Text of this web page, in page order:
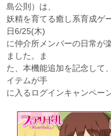
島公則）は、
妖精を育てる癒し系育成ゲ
日6/25(木)
に仲介所メンバーの日常が
ました。ま
た、本機能追加を記念して
イテムが手
に入るログインキャンペー